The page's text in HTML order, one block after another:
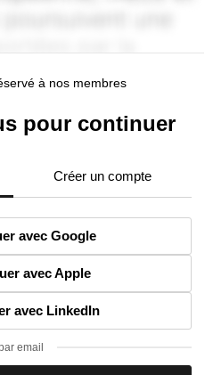
à nos membres
pour continuer
Créer un compte
avec Google
avec Apple
avec LinkedIn
email